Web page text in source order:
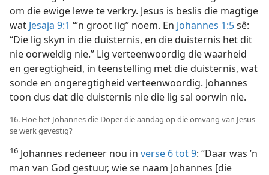
om die ewige lewe te verkry. Jesus is beslis die magtige
wat Jesaja 9:1 “’n groot lig” noem. En Johannes 1:5sê:
“Die lig skyn in die duisternis, en die duisternis het dit
nie oorweldig nie.” Lig verteenwoordig die waarheid
en geregtigheid, in teenstelling met die duisternis, wat
sonde en ongeregtigheid verteenwoordig. Johannes
toon dus dat die duisternis nie die lig sal oorwin nie.
16. Hoe het Johannes die Doper die aandag op die omvang van Jesus
se werk gevestig?
16 Johannes redeneer nou in verse 6 tot 9: “Daar was ’n
man van God gestuur, wie se naam Johannes [die